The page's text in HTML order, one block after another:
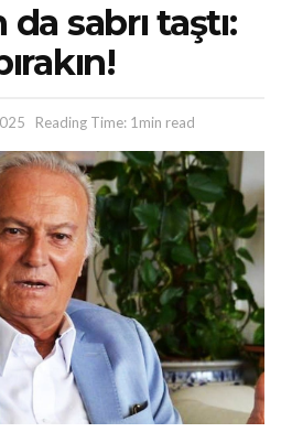
sabrı taştı:
Reading Time: 1min read